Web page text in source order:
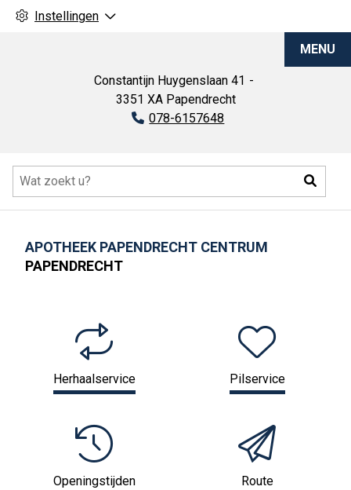
Instellingen
Constantijn Huygenslaan 41
3351 XA Papendrecht
Tel:
078-6157648
MENU
APOTHEEK PAPENDRECHT CENTRUM
PAPENDRECHT
Herhaalservice Pilservice
Openingstijden Route